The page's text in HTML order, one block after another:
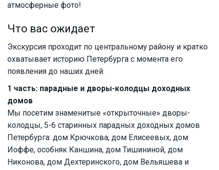
атмосферные фото!
Что вас ожидает
Экскурсия проходит по центральному району и кратко
охватывает историю Петербурга с момента его
появления до наших дней.
1 часть: парадные и дворы-колодцы доходных
домов
Мы посетим знаменитые «открыточные» дворы-
колодцы, 5-6 старинных парадных доходных домов
Петербурга: дом Крючкова, дом Елисеевых, дом
Иоффе, особняк Каншина, дом Тишининой, дом
Никонова, дом Дехтеринского, дом Вельяшева и